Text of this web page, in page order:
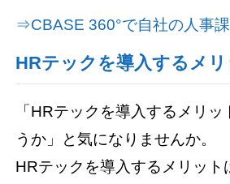
⇒CBASE 360°で自社の人事
HRテックを導入するメリ
「HRテックを導入するメリ
うか」と気になりませんか。
HRテックを導入するメリット